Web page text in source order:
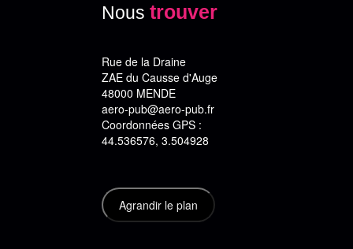
Nous trouver
Rue de la Draine
ZAE du Causse d'Auge
48000 MENDE
aero-pub@aero-pub.fr
Coordonnées GPS :
44.536576, 3.504928